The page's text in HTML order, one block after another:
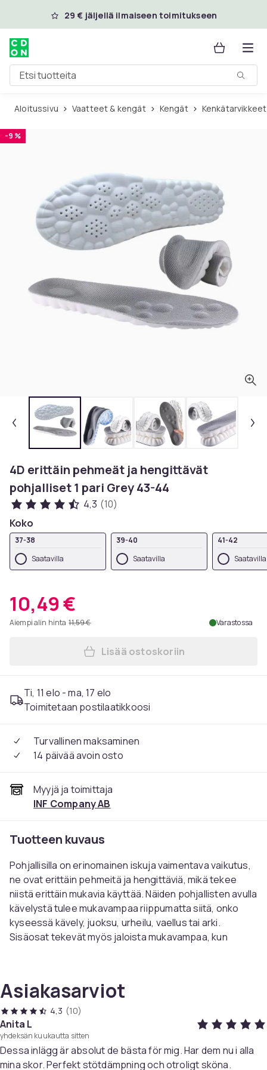
Ohita ja siirry pääsisältöön
29 € jäljellä ilmaiseen toimitukseen
Etsi tuotteita
Aloitussivu Vaatteet & kengät Kengät Kenkätarvikkeet
-9 %
4D erittäin pehmeät ja hengittävät
pohjalliset 1 pari Grey 43-44
4,3 (10)
Koko
37-38
Saatavilla
39-40
Saatavilla
41-42
Saatavilla
10,49 €
Aiempi alin hinta 11,59 € Varastossa
Lisää 4D erittäin pehmeät
Lisää ostoskoriin
Ti, 11 elo - ma, 17 elo
Toimitetaan postilaatikkoosi
Turvallinen maksaminen
14 päivää avoin osto
Myyjä ja toimittaja
INF Company AB
Tuotteen kuvaus
Pohjallisilla on erinomainen iskuja vaimentava vaikutus,
ne ovat erittäin pehmeitä ja hengittäviä, mikä tekee
niistä erittäin mukavia käyttää. Näiden pohjallisten avulla
kävelystä tulee mukavampaa riippumatta siitä, onko
kyseessä kävely, juoksu, urheilu, vaellus tai arki.
Sisäosat tekevät myös jaloista mukavampaa, kun
Väri: Harmaa
Koko 37-38 Pituus: 245 mm
Koko 39-40 Pituus: 250 mm
Koko 41-42 Pituus: 260 mm
Koko 43-44 Pituus: 270 mm
Koko 45-46 Pituus: 280 mm
Asiakasarviot
4,3 (10)
Anita L
yhdeksän kuukautta sitten
Dessa inlägg är absolut de bästa för mig. Har dem nu i alla
mina skor. Perfekt stötdämpning och otroligt sköna.